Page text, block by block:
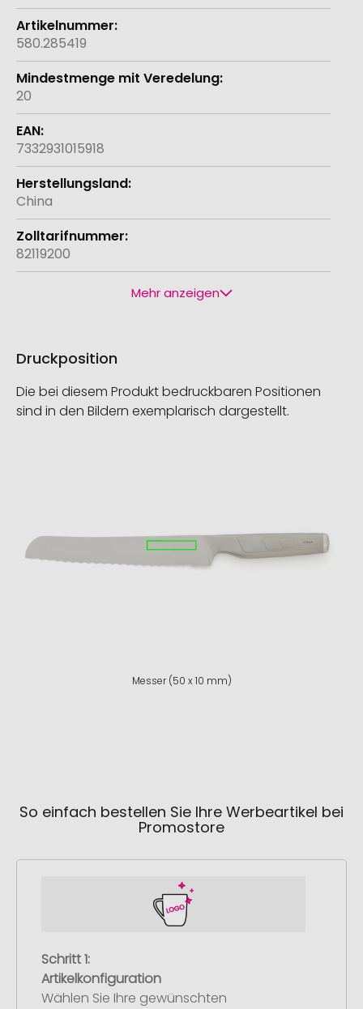
580.285419
20
7332931015918
China
82119200
Mehr anzeigen
Druckposition
Die bei diesem Produkt bedruckbaren Positionen
sind in den Bildern exemplarisch dargestellt.
Messer (50 x 10 mm)
So einfach bestellen Sie Ihre Werbeartikel bei
Promostore
Schritt 1:
Artikelkonfiguration
Wählen Sie Ihre gewünschten